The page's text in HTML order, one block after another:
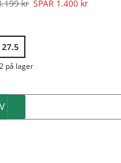
kr SPAR 1.400 kr
27.5
på lager